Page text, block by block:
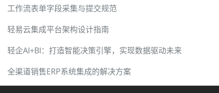
工作流表单字段采集与提交规范
轻易云集成平台架构设计指南
轻企AI+BI：打造智能决策引擎，实现数据驱动未来
全渠道销售ERP系统集成的解决方案